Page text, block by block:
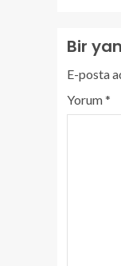
Bir
E-posta
Yorum*